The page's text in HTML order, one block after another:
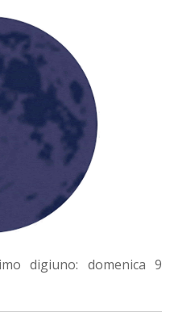
digiuno: domenica 9